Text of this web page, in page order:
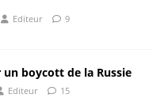
Editeur 9
un boycott de la Russie
Editeur 15